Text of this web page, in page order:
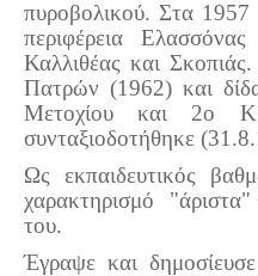
Επιτυχίες - Διακρίσεις
Μηνύματα Επισκεπτών
παλιά αρχειοθετημένα
Λαογραφία
Πολιτιστικά
πυροβολικού.Στα 1957
περιφέρεια
Καλλιθέας και
Πατρών (1962) και
Μετοχίου και 2ο
συνταξιοδοτήθηκε
Ως εκπαιδευτικός
χαρακτηρισμό
του.
Έγραψε και